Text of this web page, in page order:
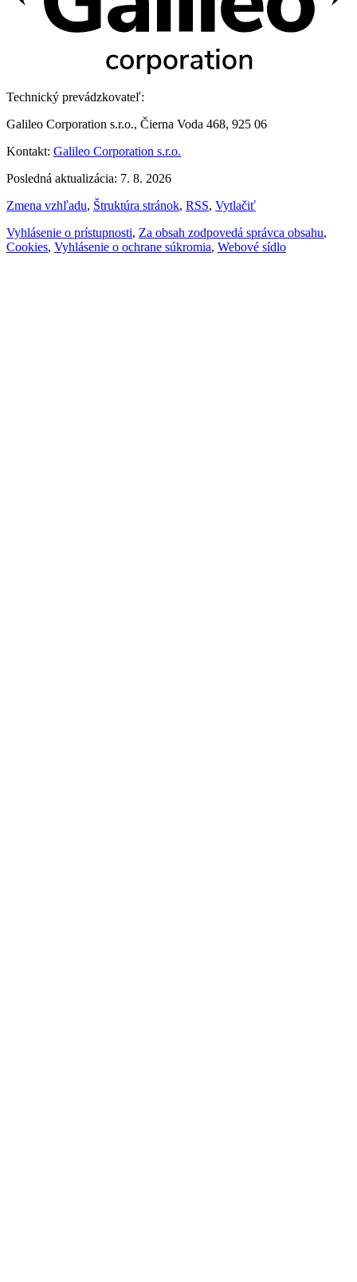
Technický prevádzkovateľ:
Galileo Corporation s.r.o., Čierna Voda 468, 925 06
Kontakt: Galileo Corporation s.r.o.
Posledná aktualizácia: 7. 8. 2026
Zmena vzhľadu, Štruktúra stránok, RSS, Vytlačiť
Vyhlásenie o prístupnosti, Za obsah zodpovedá správca obsahu,
Cookies, Vyhlásenie o ochrane súkromia, Webové sídlo